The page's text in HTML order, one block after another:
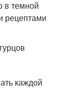
в темной
рецептами
каждой